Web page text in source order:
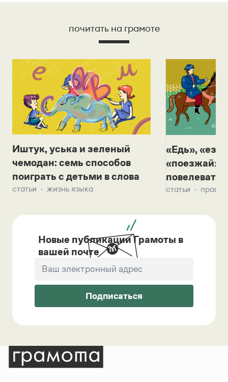
почитать на грамоте
Иштук, уська и зеленый
чемодан: семь способов
поиграть с детьми в слова
статьи жизнь языка
«Едь»,
«поезжай»?
повелевать
статьи
Новые публикации Грамоты в
вашей почте
Подписаться